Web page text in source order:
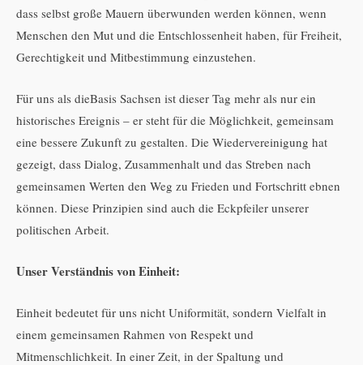
dass selbst große Mauern überwunden werden können, wenn
Menschen den Mut und die Entschlossenheit haben, für Freiheit,
Gerechtigkeit und Mitbestimmung einzustehen.
Für uns als dieBasis Sachsen ist dieser Tag mehr als nur ein
historisches Ereignis – er steht für die Möglichkeit, gemeinsam
eine bessere Zukunft zu gestalten. Die Wiedervereinigung hat
gezeigt, dass Dialog, Zusammenhalt und das Streben nach
gemeinsamen Werten den Weg zu Frieden und Fortschritt ebnen
können. Diese Prinzipien sind auch die Eckpfeiler unserer
politischen Arbeit.
Unser Verständnis von Einheit:
Einheit bedeutet für uns nicht Uniformität, sondern Vielfalt in
einem gemeinsamen Rahmen von Respekt und
Mitmenschlichkeit. In einer Zeit, in der Spaltung und